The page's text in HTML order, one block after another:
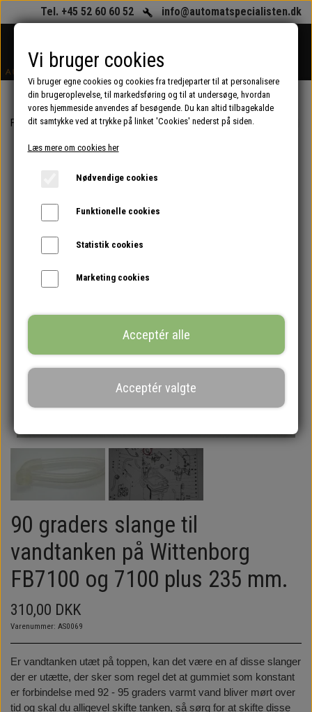
Tel. +45 52 60 60 52 info@automatspecialisten.dk
Forside Reservedele til kaffeautomater og espressomaskiner (erhverv)
90 graders slange til
vandtanken på Wittenborg
FB7100 og 7100 plus 235 mm.
310,00 DKK
Varenummer: AS0069
Er vandtanken utæt på toppen, kan det være en af disse slanger
der er utætte, der sker som regel det at gummiet som konstant
er forbindelse med 92 - 95 graders varmt vand bliver mørt over
tid og skal du alligevel skifte tanken, så sørg for at skifte disse
Vi bruger cookies
Vi bruger egne cookies og cookies fra tredjeparter til at personalisere
din brugeroplevelse, til markedsføring og til at undersøge, hvordan
vores hjemmeside anvendes af besøgende. Du kan altid tilbagekalde
dit samtykke ved at trykke på linket 'Cookies' nederst på siden.
Læs mere om cookies her
Nødvendige cookies
Funktionelle cookies
Statistik cookies
Marketing cookies
Acceptér alle
Acceptér valgte